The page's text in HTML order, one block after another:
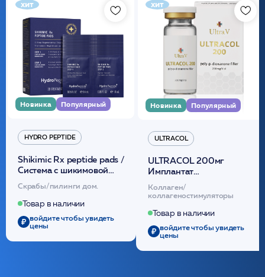
хит
Новинка Популярный
HYDRO PEPTIDE
Shikimic Rx peptide pads /
Cистема с шикимовой
кислотой обновляющая
(30шт) /HP
Скрабы/пилинги дом.
Товар в наличии
войдите чтобы увидеть
цены
хит
Новинка Популярный
ULTRACOL
ULTRACOL 200мг
Имплантат
внутридермальный,
стерильный на основе
полидиоксанона
/ULTRACOL
Коллаген/
коллагеностимуляторы
Товар в наличии
войдите чтобы увидеть
цены